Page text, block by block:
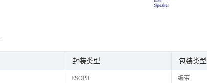
封装类型 包装类型
ESOP8 编带